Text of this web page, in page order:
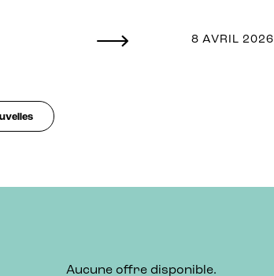
8 AVRIL 2026
Aucune offre disponible.